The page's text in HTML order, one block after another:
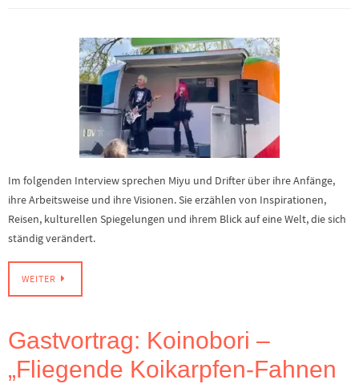
Im folgenden Interview sprechen Miyu und Drifter über ihre Anfänge,
ihre Arbeitsweise und ihre Visionen. Sie erzählen von Inspirationen,
Reisen, kulturellen Spiegelungen und ihrem Blick auf eine Welt, die sich
ständig verändert.
WEITER
Gastvortrag: Koinobori –
„Fliegende Koikarpfen-Fahnen